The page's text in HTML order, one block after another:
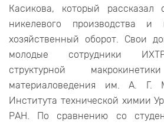
Касикова, который
никелевого производства
хозяйственный оборот. Свои
молодые сотрудники
структурной
материаловедения им. А. Г.
Института технической химии
РАН. По сравнению со